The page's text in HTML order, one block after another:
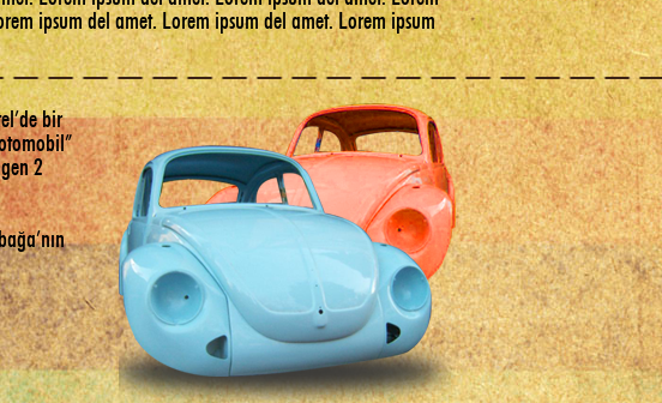
ipsum del amet. Lorem ipsum del amet. Lorem ipsum
bir
2